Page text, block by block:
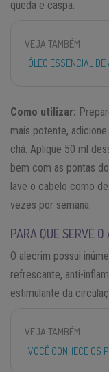
queda e caspa.
VEJA TAMBÉM
ÓLEO ESSENCIAL
Como utilizar:
mais potente,
chá. Aplique 50 ml
bem com as pontas
lave o cabelo como
vezes por semana.
PARA QUE SERVE
O alecrim possui
refrescante, anti-
estimulante da
VEJA TAMBÉM
VOCÊ CONHECE OS